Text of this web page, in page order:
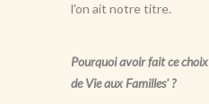
l'on ait notre titre.
Pourquoi avoir fait ce
de Vie aux Familles' ?